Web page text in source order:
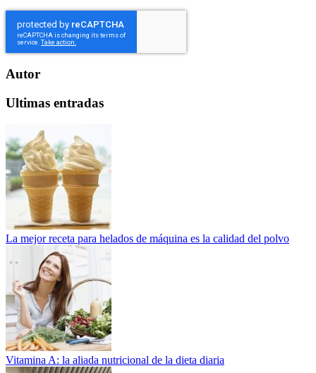
Autor
Ultimas entradas
La mejor receta para helados de máquina es la calidad del polvo
Vitamina A: la aliada nutricional de la dieta diaria